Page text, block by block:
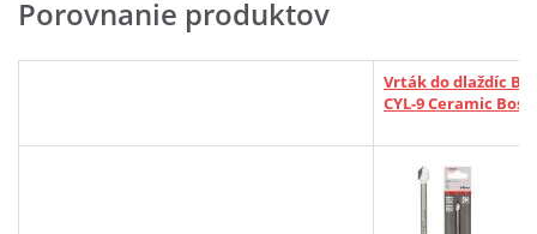
Bosch
Fiskars
Porovnanie produktov
Vrták do dlaždíc
CYL-9 Ceramic